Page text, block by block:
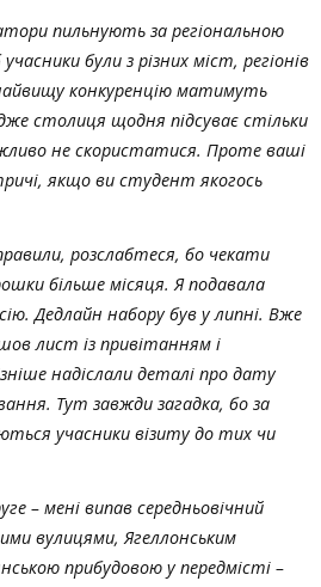
пильнують за регіональною
були з різних міст, регіонів
найвищу конкуренцію матимуть
столиця щодня підсуває стільки
не скористатися. Проте ваші
якщо ви студент якогось
розслабтеся, бо чекати
більше місяця. Я подавала
Дедлайн набору був у липні. Вже
лист із привітанням і
надіслали деталі про дату
Тут завжди загадка, бо за
учасники візиту до тих чи
– мені випав середньовічний
вулицями, Ягеллонським
прибудовою у передмісті –